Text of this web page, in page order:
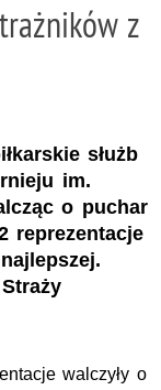
z
służb
im.
o puchar
reprezentacje
walczyły o